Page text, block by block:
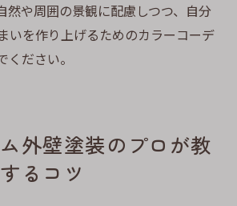
然や周囲の景観に配慮しつつ、自分
いを作り上げるためのカラーコーデ
ださい。
外壁塗装のプロが教
るコツ